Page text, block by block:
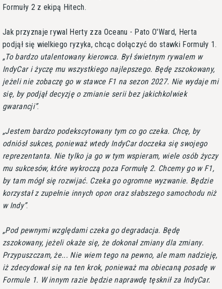
Formuły 2 z ekipą Hitech.
Jak przyznaje rywal Herty zza Oceanu - Pato O'Ward, Herta
podjął się wielkiego ryzyka, chcąc dołączyć do stawki Formuły 1.
To bardzo utalentowany kierowca. Był świetnym rywalem w
IndyCar i życzę mu wszystkiego najlepszego. Będę zszokowany,
jeżeli nie zobaczę go w stawce F1 na sezon 2027. Nie wydaje mi
się, by podjął decyzję o zmianie serii bez jakichkolwiek
gwarancji .
Jestem bardzo podekscytowany tym co go czeka. Chcę, by
odniósł sukces, ponieważ wtedy IndyCar doczeka się swojego
reprezentanta. Nie tylko ja go w tym wspieram, wiele osób życzy
mu sukcesów, które wykroczą poza Formułę 2. Chcemy go w F1,
by tam mógł się rozwijać. Czeka go ogromne wyzwanie. Będzie
korzystał z zupełnie innych opon oraz słabszego samochodu niż
w Indy .
Pod pewnymi względami czeka go degradacja. Będę
zszokowany, jeżeli okaże się, że dokonał zmiany dla zmiany.
Przypuszczam, że... Nie wiem tego na pewno, ale mam nadzieję,
iż zdecydował się na ten krok, ponieważ ma obiecaną posadę w
Formule 1. W innym razie będzie naprawdę tęsknił za IndyCar.